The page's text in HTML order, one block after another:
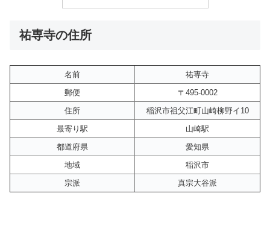
祐専寺の住所
名前
祐専寺
郵便
〒495-0002
住所
稲沢市祖父江町山崎柳野イ10
最寄り駅
山崎駅
都道府県
愛知県
地域
稲沢市
宗派
真宗大谷派